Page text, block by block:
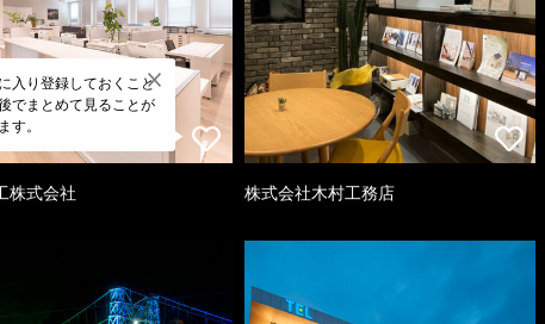
入り登録しておくこと
でまとめて見ることが
す。
株式会社 株式会社木村工務店